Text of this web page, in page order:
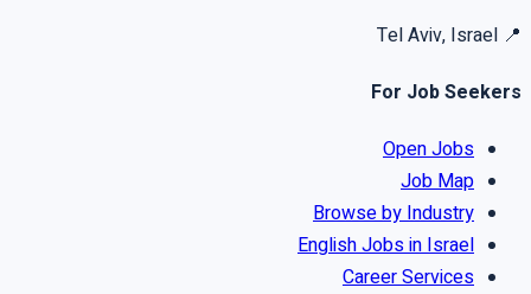
📍
Tel Aviv, Israel
For Job Seekers
Open Jobs
Job Map
Browse by Industry
English Jobs in Israel
Career Services